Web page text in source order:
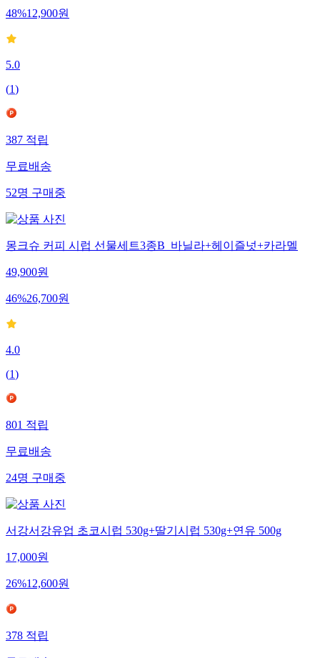
48%12,900원
5.0
(1)
387적립
무료배송
52명구매중
몽크슈 커피 시럽 선물세트3종B_바닐라+헤이즐넛+카라멜
49,900원
46%26,700원
4.0
(1)
801적립
무료배송
24명구매중
서강서강유업 초코시럽 530g+딸기시럽 530g+연유 500g
17,000원
26%12,600원
378적립